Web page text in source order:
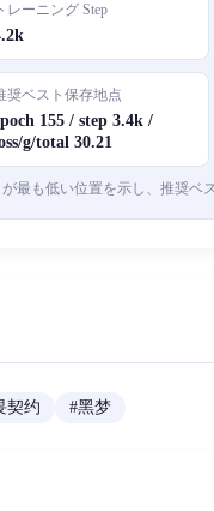
レーニング Step
奨ベスト保存地点
155 / step 3.4k /
g/total 30.21
最も低い位置を示し、推奨ベ
契约 #黑梦